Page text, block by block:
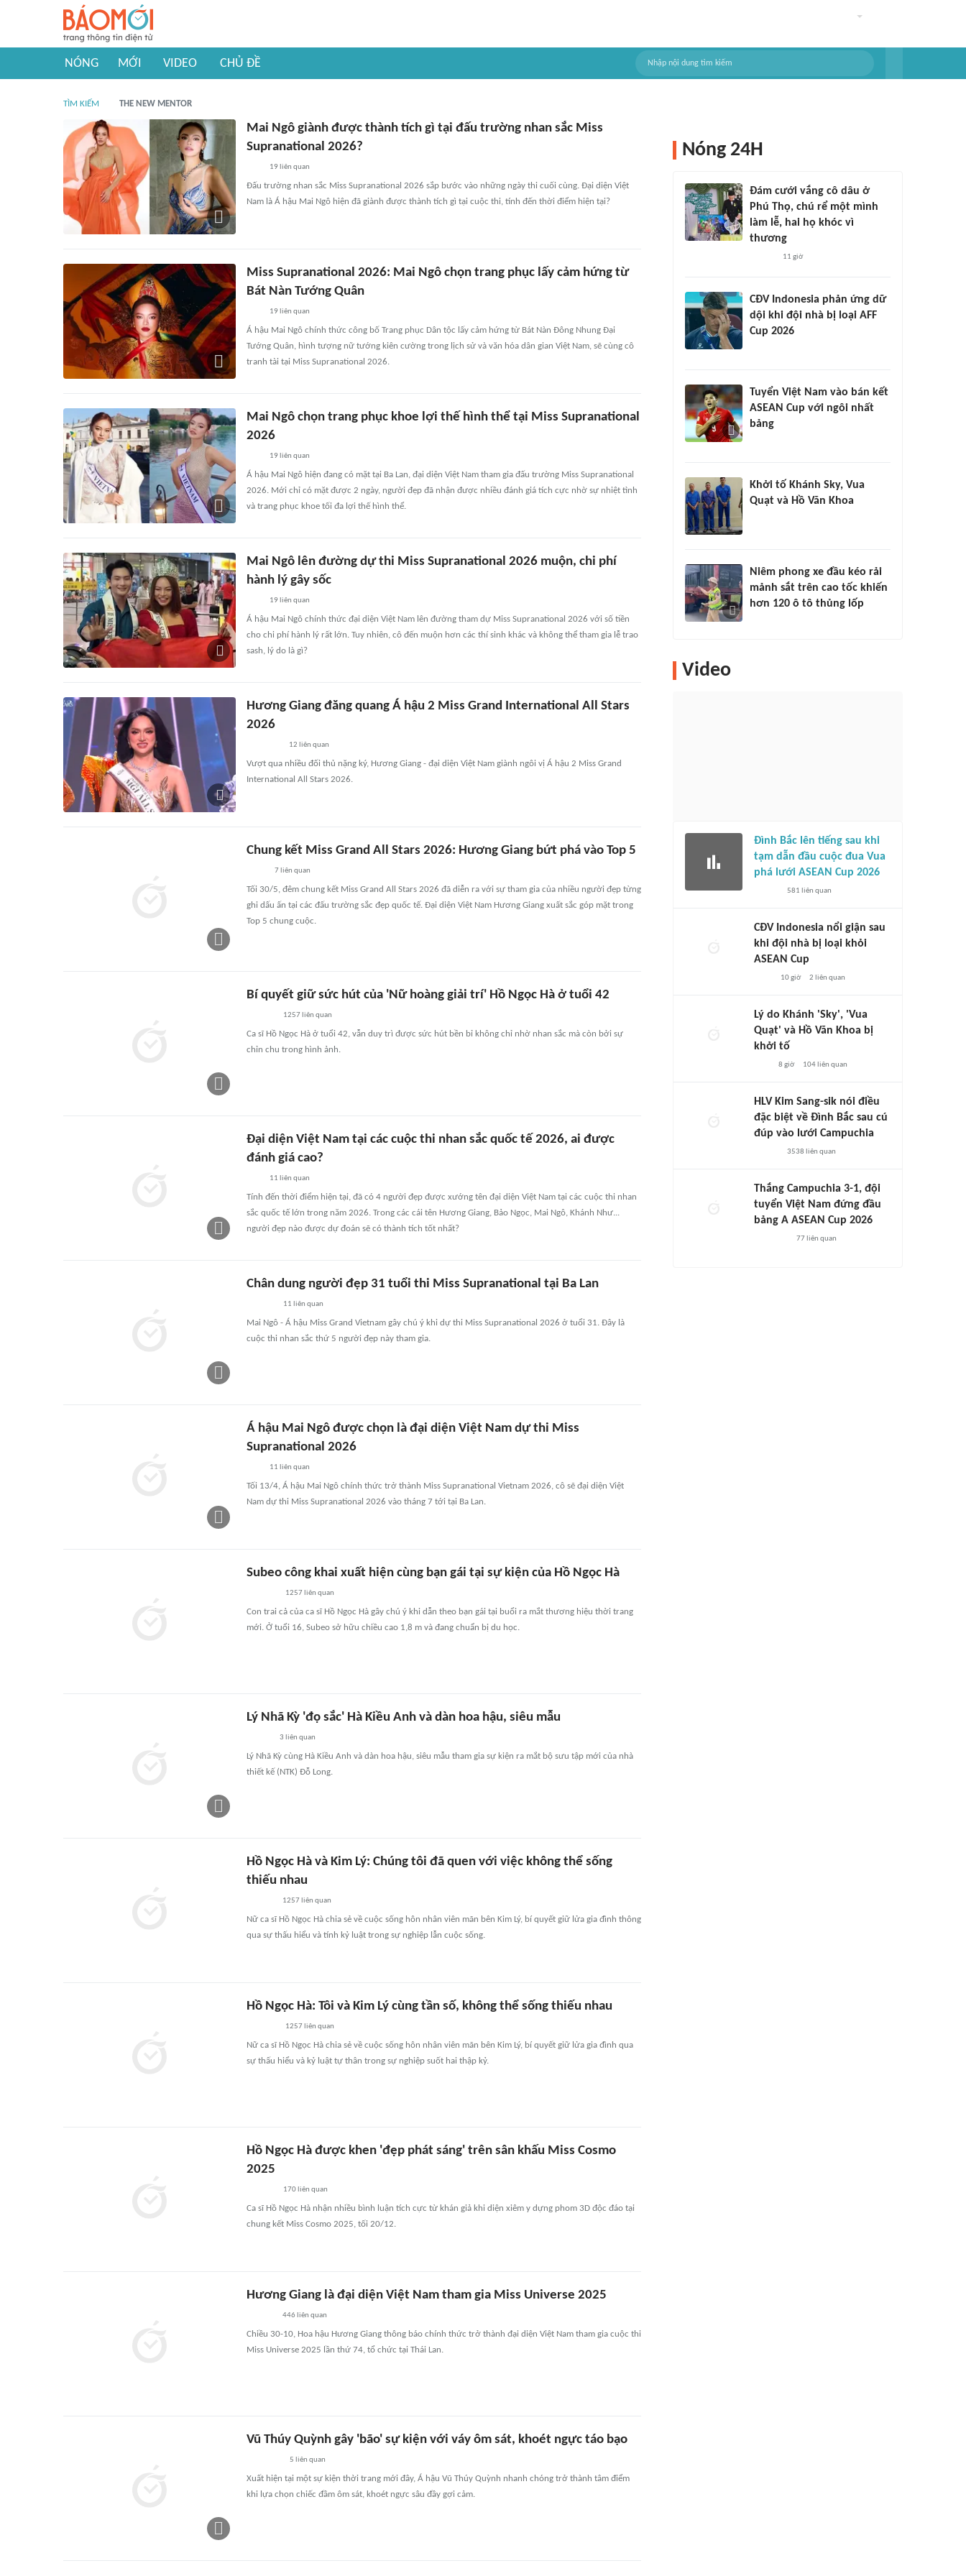
NÓNG MỚI VIDEO CHỦ ĐỀ
TÌM KIẾM THE NEW MENTOR
Mai Ngô giành được thành tích gì tại đấu trường nhan sắc Miss
Supranational 2026?
19 liên quan
Đấu trường nhan sắc Miss Supranational 2026 sắp bước vào những ngày thi cuối cùng. Đại diện Việt
Nam là Á hậu Mai Ngô hiện đã giành được thành tích gì tại cuộc thi, tính đến thời điểm hiện tại?
Miss Supranational 2026: Mai Ngô chọn trang phục lấy cảm hứng từ
Bát Nàn Tướng Quân
19 liên quan
Á hậu Mai Ngô chính thức công bố Trang phục Dân tộc lấy cảm hứng từ Bát Nàn Đông Nhung Đại
Tướng Quân, hình tượng nữ tướng kiên cường trong lịch sử và văn hóa dân gian Việt Nam, sẽ cùng cô
tranh tài tại Miss Supranational 2026.
Mai Ngô chọn trang phục khoe lợi thế hình thể tại Miss Supranational
2026
19 liên quan
Á hậu Mai Ngô hiện đang có mặt tại Ba Lan, đại diện Việt Nam tham gia đấu trường Miss Supranational
2026. Mới chỉ có mặt được 2 ngày, người đẹp đã nhận được nhiều đánh giá tích cực nhờ sự nhiệt tình
và trang phục khoe tối đa lợi thế hình thể.
Mai Ngô lên đường dự thi Miss Supranational 2026 muộn, chi phí
hành lý gây sốc
19 liên quan
Á hậu Mai Ngô chính thức đại diện Việt Nam lên đường tham dự Miss Supranational 2026 với số tiền
cho chi phí hành lý rất lớn. Tuy nhiên, cô đến muộn hơn các thí sinh khác và không thể tham gia lễ trao
sash, lý do là gì?
Hương Giang đăng quang Á hậu 2 Miss Grand International All Stars
2026
12 liên quan
Vượt qua nhiều đối thủ nặng ký, Hương Giang - đại diện Việt Nam giành ngôi vị Á hậu 2 Miss Grand
International All Stars 2026.
Chung kết Miss Grand All Stars 2026: Hương Giang bứt phá vào Top 5
7 liên quan
Tối 30/5, đêm chung kết Miss Grand All Stars 2026 đã diễn ra với sự tham gia của nhiều người đẹp từng
ghi dấu ấn tại các đấu trường sắc đẹp quốc tế. Đại diện Việt Nam Hương Giang xuất sắc góp mặt trong
Top 5 chung cuộc.
Bí quyết giữ sức hút của 'Nữ hoàng giải trí' Hồ Ngọc Hà ở tuổi 42
1257 liên quan
Ca sĩ Hồ Ngọc Hà ở tuổi 42, vẫn duy trì được sức hút bền bỉ không chỉ nhờ nhan sắc mà còn bởi sự
chỉn chu trong hình ảnh.
Đại diện Việt Nam tại các cuộc thi nhan sắc quốc tế 2026, ai được
đánh giá cao?
11 liên quan
Tính đến thời điểm hiện tại, đã có 4 người đẹp được xướng tên đại diện Việt Nam tại các cuộc thi nhan
sắc quốc tế lớn trong năm 2026. Trong các cái tên Hương Giang, Bảo Ngọc, Mai Ngô, Khánh Như...
người đẹp nào được dự đoán sẽ có thành tích tốt nhất?
Chân dung người đẹp 31 tuổi thi Miss Supranational tại Ba Lan
11 liên quan
Mai Ngô - Á hậu Miss Grand Vietnam gây chú ý khi dự thi Miss Supranational 2026 ở tuổi 31. Đây là
cuộc thi nhan sắc thứ 5 người đẹp này tham gia.
Á hậu Mai Ngô được chọn là đại diện Việt Nam dự thi Miss
Supranational 2026
11 liên quan
Tối 13/4, Á hậu Mai Ngô chính thức trở thành Miss Supranational Vietnam 2026, cô sẽ đại diện Việt
Nam dự thi Miss Supranational 2026 vào tháng 7 tới tại Ba Lan.
Subeo công khai xuất hiện cùng bạn gái tại sự kiện của Hồ Ngọc Hà
1257 liên quan
Con trai cả của ca sĩ Hồ Ngọc Hà gây chú ý khi dẫn theo bạn gái tại buổi ra mắt thương hiệu thời trang
mới. Ở tuổi 16, Subeo sở hữu chiều cao 1,8 m và đang chuẩn bị du học.
Lý Nhã Kỳ 'đọ sắc' Hà Kiều Anh và dàn hoa hậu, siêu mẫu
3 liên quan
Lý Nhã Kỳ cùng Hà Kiều Anh và dàn hoa hậu, siêu mẫu tham gia sự kiện ra mắt bộ sưu tập mới của nhà
thiết kế (NTK) Đỗ Long.
Hồ Ngọc Hà và Kim Lý: Chúng tôi đã quen với việc không thể sống
thiếu nhau
1257liên quan
Nữ ca sĩ Hồ Ngọc Hà chia sẻ về cuộc sống hôn nhân viên mãn bên Kim Lý, bí quyết giữ lửa gia đình thông
qua sự thấu hiểu và tính kỷ luật trong sự nghiệp lẫn cuộc sống.
Hồ Ngọc Hà: Tôi và Kim Lý cùng tần số, không thể sống thiếu nhau
1257 liên quan
Nữ ca sĩ Hồ Ngọc Hà chia sẻ về cuộc sống hôn nhân viên mãn bên Kim Lý, bí quyết giữ lửa gia đình qua
sự thấu hiểu và kỷ luật tự thân trong sự nghiệp suốt hai thập kỷ.
Hồ Ngọc Hà được khen 'đẹp phát sáng' trên sân khấu Miss Cosmo
2025
170 liên quan
Ca sĩ Hồ Ngọc Hà nhận nhiều bình luận tích cực từ khán giả khi diện xiêm y dựng phom 3D độc đáo tại
chung kết Miss Cosmo 2025, tối 20/12.
Hương Giang là đại diện Việt Nam tham gia Miss Universe 2025
446 liên quan
Chiều 30-10, Hoa hậu Hương Giang thông báo chính thức trở thành đại diện Việt Nam tham gia cuộc thi
Miss Universe 2025 lần thứ 74, tổ chức tại Thái Lan.
Vũ Thúy Quỳnh gây 'bão' sự kiện với váy ôm sát, khoét ngực táo bạo
5 liên quan
Xuất hiện tại một sự kiện thời trang mới đây, Á hậu Vũ Thúy Quỳnh nhanh chóng trở thành tâm điểm
khi lựa chọn chiếc đầm ôm sát, khoét ngực sâu đầy gợi cảm.
Nóng 24H
Đám cưới vắng cô dâu ở
Phú Thọ, chú rể một mình
làm lễ, hai họ khóc vì
thương
11 giờ
CĐV Indonesia phản ứng dữ
dội khi đội nhà bị loại AFF
Cup 2026
Tuyển Việt Nam vào bán kết
ASEAN Cup với ngôi nhất
bảng
Khởi tố Khánh Sky, Vua
Quạt và Hồ Văn Khoa
Niêm phong xe đầu kéo rải
mảnh sắt trên cao tốc khiến
hơn 120 ô tô thủng lốp
Video
Đình Bắc lên tiếng sau khi
tạm dẫn đầu cuộc đua Vua
phá lưới ASEAN Cup 2026
581 liên quan
CĐV Indonesia nổi giận sau
khi đội nhà bị loại khỏi
ASEAN Cup
10 giờ 2 liên quan
Lý do Khánh 'Sky', 'Vua
Quạt' và Hồ Văn Khoa bị
khởi tố
8 giờ 104liên quan
HLV Kim Sang-sik nói điều
đặc biệt về Đình Bắc sau cú
đúp vào lưới Campuchia
3538 liên quan
Thắng Campuchia 3-1, đội
tuyển Việt Nam đứng đầu
bảng A ASEAN Cup 2026
77liên quan